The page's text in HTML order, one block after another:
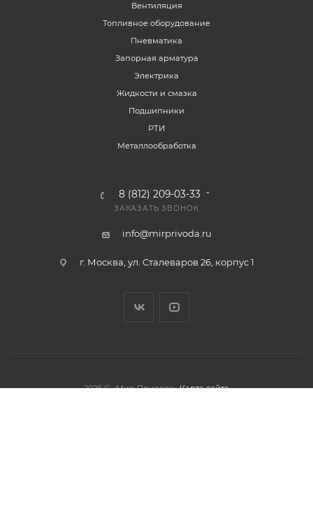
Вентиляция
Топливное оборудование
Пневматика
Запорная арматура
Электрика
Жидкости и смазка
Подшипники
РТИ
Металлообработка
8 (812) 209-03-33
ЗАКАЗАТЬ ЗВОНОК
info@mirprivoda.ru
г. Москва, ул. Сталеваров 26, корпус 1
2026 © «Мир Привода» Карта сайта